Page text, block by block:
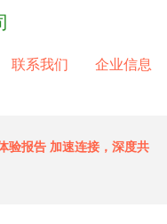
联系我们 企业信息
验报告 加速连接，深度共